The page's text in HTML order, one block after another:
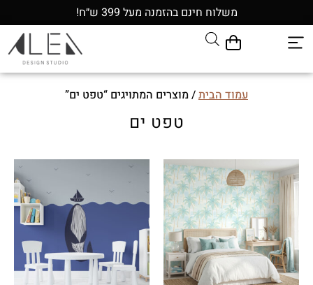
משלוח חינם בהזמנה מעל 399 ש״ח!
עמוד הבית/ מוצרים המתויגים “טפט ים”
טפט ים